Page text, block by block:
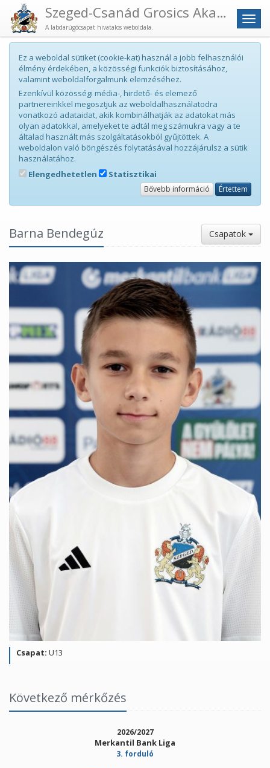
Menü
Szeged-Csanád Grosics Akadémia
A labdarúgócsapat hivatalos weboldala.
Ez a weboldal sütiket (cookie-kat) használ a jobb felhasználói
élmény érdekében, a közösségi funkciók biztosításához,
valamint weboldalforgalmunk elemzéséhez.
Ezenkívül közösségi média-, hirdető- és elemező
partnereinkkel megosztjuk az weboldalhasználatodra
vonatkozó adataidat, akik kombinálhatják az adatokat más
olyan adatokkal, amelyeket te adtál meg számukra vagy a te
általad használt más szolgáltatásokból gyűjtöttek. A
weboldalon való böngészés folytatásával hozzájárulsz a sütik
használatához.
Elengedhetetlen
Statisztikai
Bővebb információ Értettem
Barna Bendegúz Csapatok
Csapat: U13
Következő mérkőzés
2026/2027
Merkantil Bank Liga
3. forduló